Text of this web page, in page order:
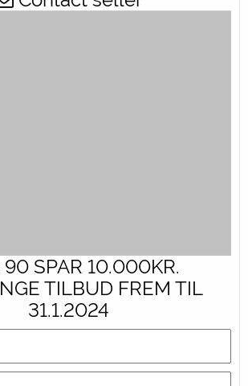
SPAR 10.000KR.
TILBUD FREM TIL
31.1.2024